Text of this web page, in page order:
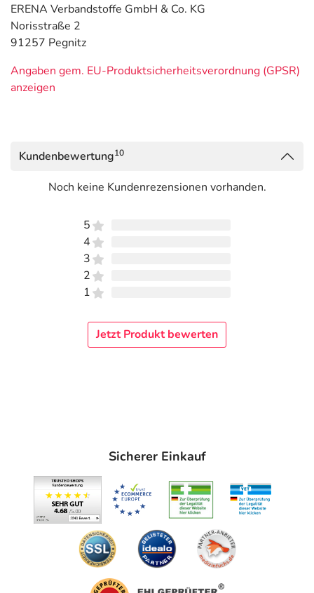
ERENA Verbandstoffe GmbH & Co. KG
Norisstraße 2
91257 Pegnitz
Angaben gem. EU-Produktsicherheitsverordnung (GPSR)
anzeigen
Kundenbewertung10
Noch keine Kundenrezensionen vorhanden.
5
4
3
2
1
Jetzt Produkt bewerten
Sicherer Einkauf